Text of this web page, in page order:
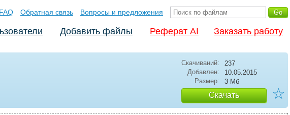
FAQ Обратная связь Вопросы и предложения
Добавить файлы Реферат AI Заказать работу
Скачиваний:
237
Добавлен:
10.05.2015
Размер:
3 Мб
Скачать ☆